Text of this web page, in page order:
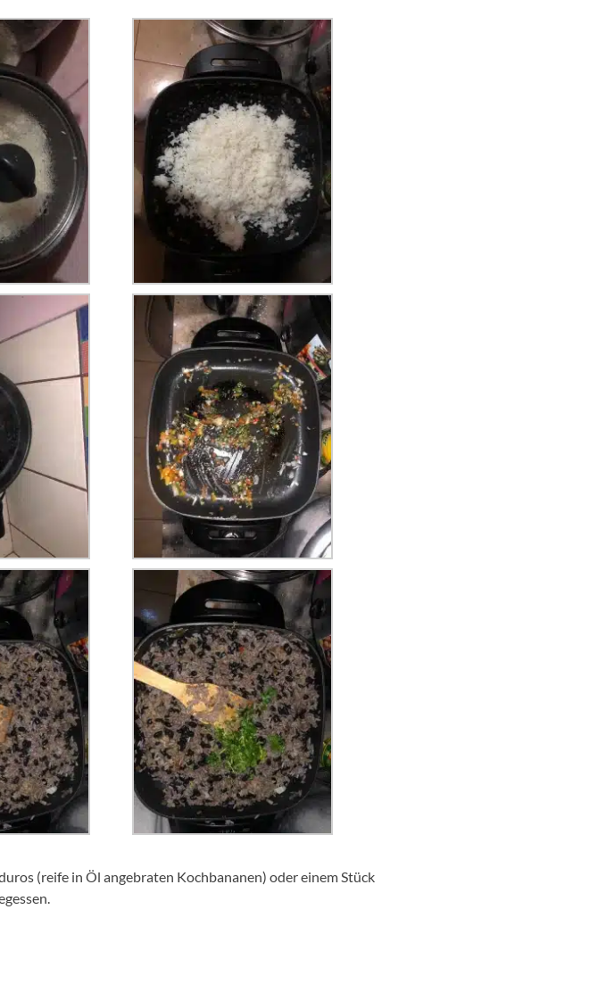
(reife in Öl angebraten Kochbananen) oder einem Stück